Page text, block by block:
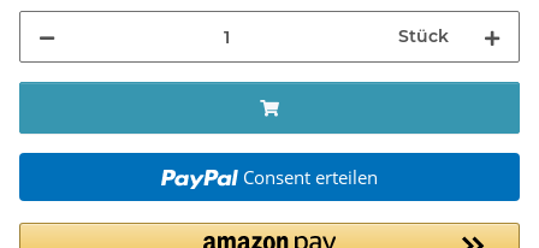
Stück
Consent erteilen